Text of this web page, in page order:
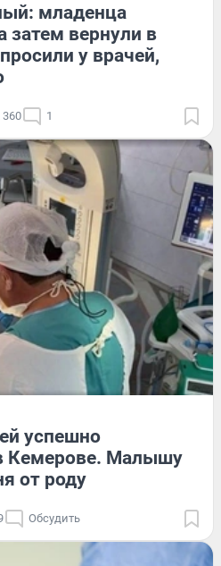
младенца
затем вернули в
у врачей,
360 1
успешно
Кемерове. Малышу
от роду
Обсудить